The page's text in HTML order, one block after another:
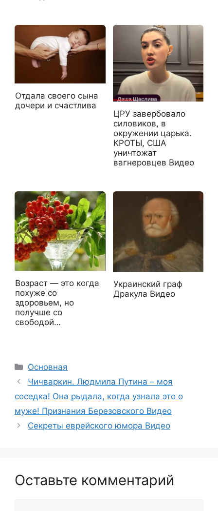
Отдала своего сына
дочери и счастлива
ЦРУ завербовало
силовиков, в
окружении царька.
КРОТЫ, США
уничтожат
вагнеровцев Видео
Возраст — это когда
похуже со
здоровьем, но
получше со
свободой…
Украинский граф
Дракула Видео
Рубрики
Основная
Чичваркин. Людмила Путина – моя
соседка! Она рыдала, когда узнала это о
муже! Признания Березовского Видео
Секреты еврейского юмора Видео
Оставьте комментарий